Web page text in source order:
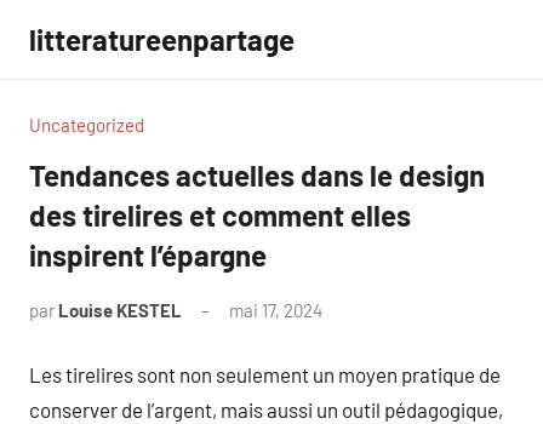
contenu
litteratureenpartage
Uncategorized
Tendances actuelles dans le design
des tirelires et comment elles
inspirent l’épargne
par Louise KESTEL mai 17, 2024
Les tirelires sont non seulement un moyen pratique de
conserver de l’argent, mais aussi un outil pédagogique,